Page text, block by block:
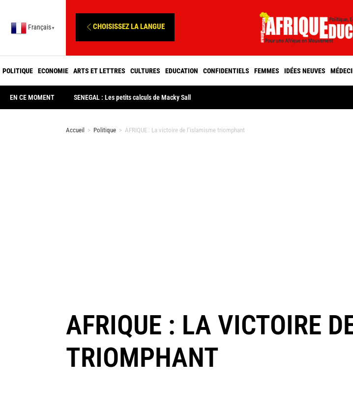
Français ▼ CHOISISSEZ LA LANGUE
POLITIQUE ECONOMIE ARTS ET LETTRES CULTURES EDUCATION CONFIDENTIELS FEMMES IDÉES NEUVES
EN CE MOMENT SENEGAL : Les petits calculs de Macky Sall
Accueil > Politique > AFRIQUE : La victoire de l’islamisme triomphant
AFRIQUE : LA VICTOIRE
TRIOMPHANT